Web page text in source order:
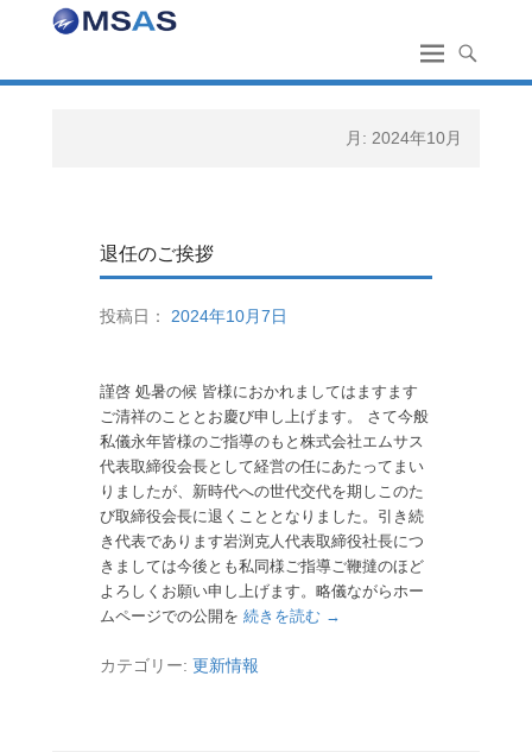
月: 2024年10月
退任のご挨拶
投稿日： 2024年10月7日
謹啓 処暑の候 皆様におかれましてはますます
ご清祥のこととお慶び申し上げます。 さて今般
私儀永年皆様のご指導のもと株式会社エムサス
代表取締役会長として経営の任にあたってまい
りましたが、新時代への世代交代を期しこのた
び取締役会長に退くこととなりました。引き続
き代表であります岩渕克人代表取締役社長につ
きましては今後とも私同様ご指導ご鞭撻のほど
よろしくお願い申し上げます。略儀ながらホー
ムページでの公開を 続きを読む →
カテゴリー: 更新情報